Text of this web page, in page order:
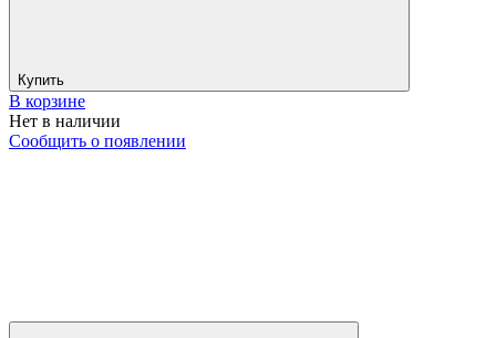
Купить
В корзине
Нет в наличии
Сообщить о появлении